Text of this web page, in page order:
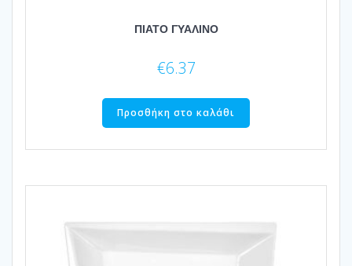
ΠΙΑΤΟ ΓΥΑΛΙΝΟ
€6.37
Προσθήκη στο καλάθι